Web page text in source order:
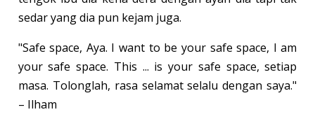
sedar yang dia pun kejam juga.
"Safe space, Aya. I want to be your safe space, I am
your safe space. This ... is your safe space, setiap
masa. Tolonglah, rasa selamat selalu dengan saya."
– Ilham